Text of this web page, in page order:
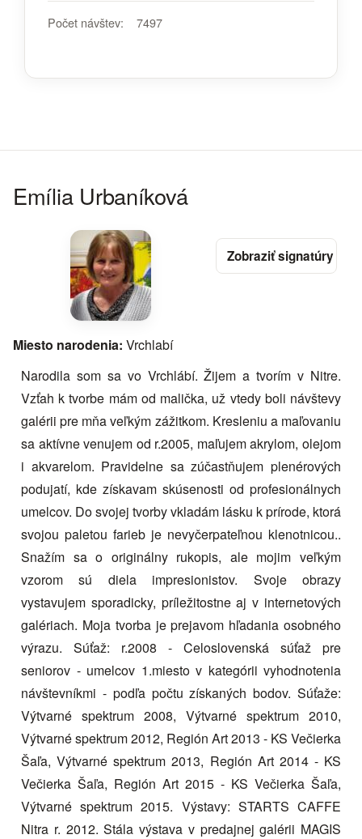
Počet návštev: 7497
Emília Urbaníková
Miesto narodenia: Vrchlabí
Narodila som sa vo Vrchlábí. Žijem a tvorím v Nitre.
Vzťah k tvorbe mám od malička, už vtedy boli návštevy
galérii pre mňa veľkým zážitkom. Kresleniu a maľovaniu
sa aktívne venujem od r.2005, maľujem akrylom, olejom
i akvarelom. Pravidelne sa zúčastňujem plenérových
podujatí, kde získavam skúsenosti od profesionálnych
umelcov. Do svojej tvorby vkladám lásku k prírode, ktorá
svojou paletou farieb je nevyčerpateľnou klenotnicou..
Snažím sa o originálny rukopis, ale mojim veľkým
vzorom sú diela impresionistov. Svoje obrazy
vystavujem sporadicky, príležitostne aj v internetových
galériach. Moja tvorba je prejavom hľadania osobného
výrazu. Súťaž: r.2008 - Celoslovenská súťaž pre
seniorov - umelcov 1.miesto v kategórii vyhodnotenia
návštevníkmi - podľa počtu získaných bodov. Súťaže:
Výtvarné spektrum 2008, Výtvarné spektrum 2010,
Výtvarné spektrum 2012, Región Art 2013 - KS Večierka
Šaľa, Výtvarné spektrum 2013, Región Art 2014 - KS
Večierka Šaľa, Región Art 2015 - KS Večierka Šaľa,
Výtvarné spektrum 2015. Výstavy: STARTS CAFFE
Nitra r. 2012. Stála výstava v predajnej galérii MAGIS